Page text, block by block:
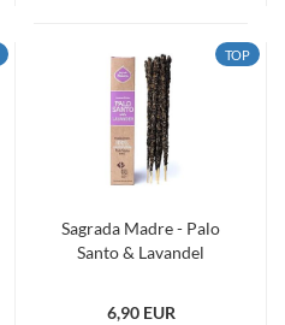
TOP
Sagrada Madre - Palo
Santo & Lavandel
6,90 EUR